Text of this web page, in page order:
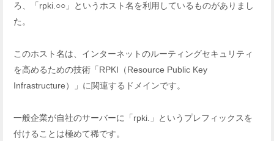
ろ、「rpki.○○」というホスト名を利用しているものがありまし
た。
このホスト名は、インターネットのルーティングセキュリティ
を高めるための技術「RPKI（Resource Public Key
Infrastructure）」に関連するドメインです。
一般企業が自社のサーバーに「rpki.」というプレフィックスを
付けることは極めて稀です。